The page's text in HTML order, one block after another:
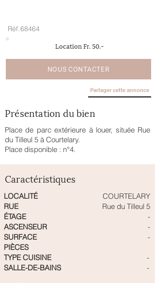
Réf.68464
Location Fr. 50.-
NOUS CONTACTER
Partager cette annonce
Présentation du bien
Place de parc extérieure à louer, située Rue
du Tilleul 5 à Courtelary.
Place disponible : n°4.
Caractéristiques
LOCALITÉ
COURTELARY
RUE
Rue du Tilleul 5
ÉTAGE
-
ASCENSEUR
-
SURFACE
-
PIÈCES
TYPE CUISINE
-
SALLE-DE-BAINS
-